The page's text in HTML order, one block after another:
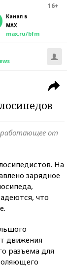
16+
Канал в
MAX
max.ru/bfm
работающее от
На
зарядное
что
движения
разъема для